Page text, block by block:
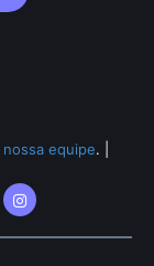
nossa equipe.